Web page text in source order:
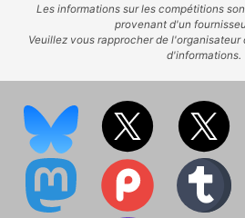
Les informations sur les compétitions
provenant d'un
Veuillez vous rapprocher de
d'informations.